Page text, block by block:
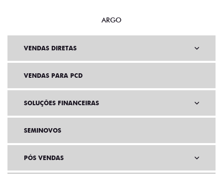
ARGO
VENDAS DIRETAS
VENDAS PARA PCD
SOLUÇÕES FINANCEIRAS
SEMINOVOS
PÓS VENDAS